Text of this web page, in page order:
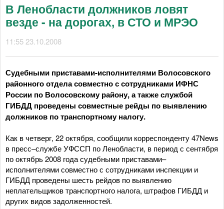
В Ленобласти должников ловят
везде - на дорогах, в СТО и МРЭО
11:55 23.10.2008
Судебными приставами-исполнителями Волосовского
районного отдела совместно с сотрудниками ИФНС
России по Волосовскому району, а также службой
ГИБДД проведены совместные рейды по выявлению
должников по транспортному налогу.
Как в четверг, 22 октября, сообщили корреспонденту 47News
в пресс–службе УФССП по Ленобласти, в период с сентября
по октябрь 2008 года судебными приставами–
исполнителями совместно с сотрудниками инспекции и
ГИБДД проведены шесть рейдов по выявлению
неплательщиков транспортного налога, штрафов ГИБДД и
других видов задолженностей.